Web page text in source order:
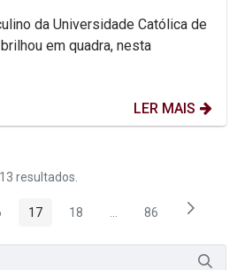
da Universidade Católica de
em quadra, nesta
LER MAIS
resultados.
intermediárias Usar ABA para navegar.
Página
17 Página
18 PáginasPágina
86